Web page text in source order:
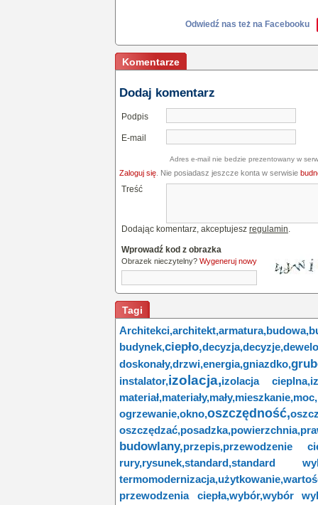
Odwiedź nas też na Facebooku
Komentarze
Dodaj komentarz
Podpis
E-mail
Adres e-mail nie bedzie prezentowany w
Zaloguj się . Nie posiadasz jeszcze konta w serwisie
Treść
Dodając komentarz, akceptujesz regulamin.
Wprowadź kod z obrazka
Obrazek nieczytelny? Wygeneruj nowy
Tagi
Architekci,architekt,armatura,budowa,
budynek,ciepło,decyzja,decyzje,
doskonały,drzwi,energia,gniazdko,
instalator,izolacja,izolacja cieplna,
materiał,materiały,mały,mieszkanie,moc,
ogrzewanie,okno,oszczędność,
oszczędzać,posadzka,powierzchnia,
budowlany,przepis,przewodzenie
rury,rysunek,standard,standard
termomodernizacja,użytkowanie,
przewodzenia ciepła,wybór,wybór